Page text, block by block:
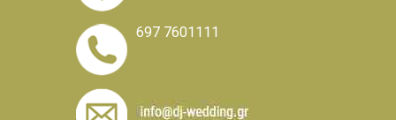
697 7601111